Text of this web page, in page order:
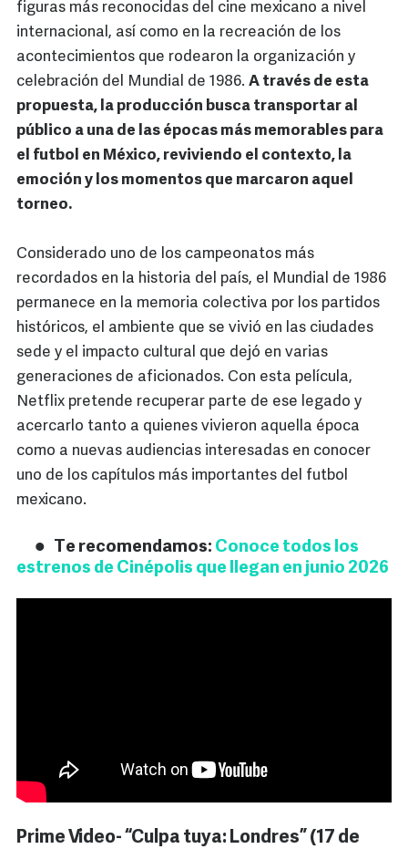
figuras más reconocidas del cine mexicano a nivel
internacional, así como en la recreación de los
acontecimientos que rodearon la organización y
celebración del Mundial de 1986. A través de esta
propuesta, la producción busca transportar al
público a una de las épocas más memorables para
el futbol en México, reviviendo el contexto, la
emoción y los momentos que marcaron aquel
torneo.
Considerado uno de los campeonatos más
recordados en la historia del país, el Mundial de 1986
permanece en la memoria colectiva por los partidos
históricos, el ambiente que se vivió en las ciudades
sede y el impacto cultural que dejó en varias
generaciones de aficionados. Con esta película,
Netflix pretende recuperar parte de ese legado y
acercarlo tanto a quienes vivieron aquella época
como a nuevas audiencias interesadas en conocer
uno de los capítulos más importantes del futbol
mexicano.
Te recomendamos: Conoce todos los
estrenos de Cinépolis que llegan en junio 2026
Prime Video- “Culpa tuya: Londres” (17 de